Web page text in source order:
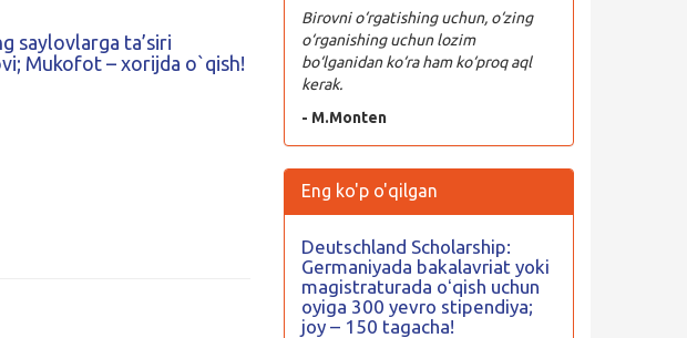
saylovlarga ta’siri
Mukofot – xorijda o`qish!
Birovni o‘rgatishing uchun, o‘zing
o‘rganishing uchun lozim
bo‘lganidan ko‘ra ham ko‘proq aql
kerak.
- M.Monten
Eng ko'p o'qilgan
Deutschland Scholarship:
Germaniyada bakalavriat yoki
magistraturada oʻqish uchun
oyiga 300 yevro stipendiya;
joy – 150 tagacha!